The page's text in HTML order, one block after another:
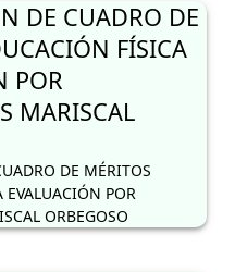
DE CUADRO DE
FÍSICA
POR
MARISCAL
DE MÉRITOS
EVALUACIÓN POR
ORBEGOSO